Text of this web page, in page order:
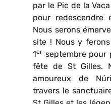
par le Pic de la
pour redescendre
Nous serons
site ! Nous y
1er septembre pour
fête de St Gilles.
amoureux de
travers le